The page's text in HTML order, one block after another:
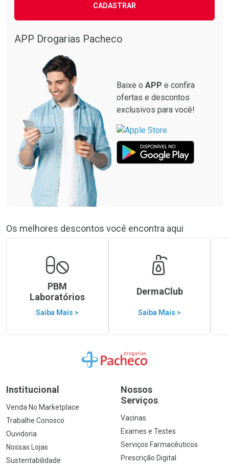
CADASTRAR
APP Drogarias Pacheco
Baixe o APP e confira
ofertas e descontos
exclusivos para você!
Os melhores descontos você encontra aqui
PBM
Laboratórios
Saiba Mais >
DermaClub
Saiba Mais >
Ir para a Home
Institucional
Venda No Marketplace
Trabalhe Conosco
Ouvidoria
Nossas Lojas
Sustentabilidade
Nossos
Serviços
Vacinas
Exames e Testes
Serviços Farmacêuticos
Prescrição Digital